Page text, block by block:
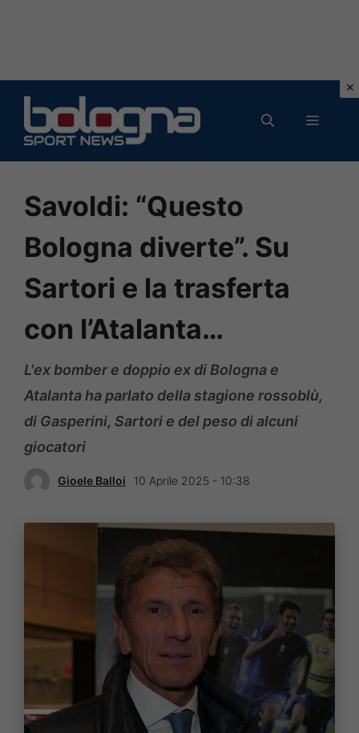
contenuto
MENU
Savoldi: “Questo
Bologna diverte”. Su
Sartori e la trasferta
con l’Atalanta…
L'ex bomber e doppio ex di Bologna e
Atalanta ha parlato della stagione rossoblù,
di Gasperini, Sartori e del peso di alcuni
giocatori
Gioele Balloi 10 Aprile 2025 - 10:38